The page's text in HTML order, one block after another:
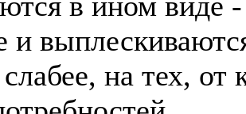
и
слабее, на тех,